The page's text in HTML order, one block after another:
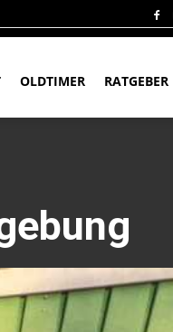
OLDTIMER RATGEBER